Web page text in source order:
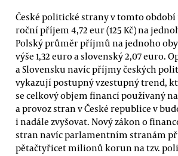
České politické strany v tomto
roční příjem 4,72 eur (125 Kč) na
Polský průměr příjmů na jednoho
výše 1,32 euro a slovenský 2,07 euro.
a Slovensku navíc příjmy českých
vykazují postupný vzestupný trend,
se celkový objem financí používaný
a provoz stran v České republice v
i nadále zvyšovat. Nový zákon o
stran navíc parlamentním stranám
pětačtyřicet milionů korun na tzv.